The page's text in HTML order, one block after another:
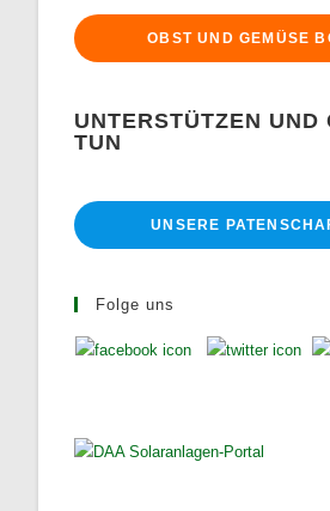
OBST UND GEMÜSE
UNTERSTÜTZEN UND
TUN
UNSERE
Folge uns